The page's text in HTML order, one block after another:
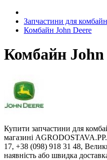
Запчастини для
Комбайн John Deere
Комбайн John
Купити запчастини для
магазині
17, +38 (098) 918 31 48,
наявність або швидка